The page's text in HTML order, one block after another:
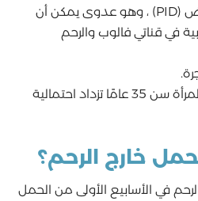
تاريخ عائلي مع التهاب الحوض (PID) ، وهو عدوى يمكن أن
في قناتي فالوب والرحم
التقدم بالعمر، فمع تجاوز المرأة سن 35 عامًا تزداد احتمالية
خارج الرحم؟
في الأسابيع الأولى من الحمل